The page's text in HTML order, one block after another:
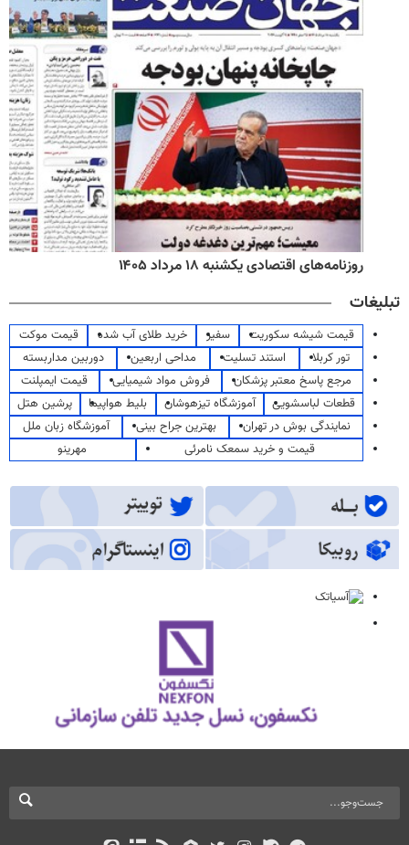
روزنامه‌های اقتصادی یکشنبه ۱۸ مرداد ۱۴۰۵
تبلیغات
قیمت شیشه سکوریت سفیر خرید طلای آب شده
قیمت موکت
تور کربلا
استند تسلیت مداحی اربعین
دوربین مداربسته
مرجع پاسخ معتبر پزشکان
فروش مواد شیمیایی
قیمت ایمپلنت
قطعات لباسشویی
آموزشگاه تیزهوشان بلیط هواپیما
پرشین هتل
نمایندگی بوش در تهران
بهترین جراح بینی
آموزشگاه زبان ملل
قیمت و خرید سمعک نامرئی
مهرینو